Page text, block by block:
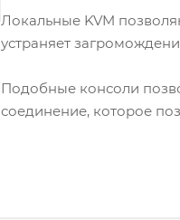
Локальные KVM
устраняет
Подобные консоли
соединение, которое